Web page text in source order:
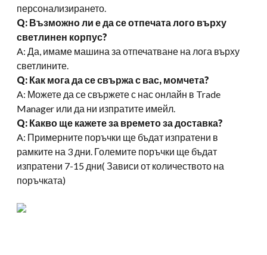
персонализирането.
Q: Възможно ли е да се отпечата лого върху
светлинен корпус?
A: Да, имаме машина за отпечатване на лога върху
светлините.
Q: Как мога да се свържа с вас, момчета?
A: Можете да се свържете с нас онлайн в Trade
Manager или да ни изпратите имейл.
Q: Какво ще кажете за времето за доставка?
A: Примерните поръчки ще бъдат изпратени в
рамките на 3 дни. Големите поръчки ще бъдат
изпратени 7-15 дни( Зависи от количеството на
поръчката)